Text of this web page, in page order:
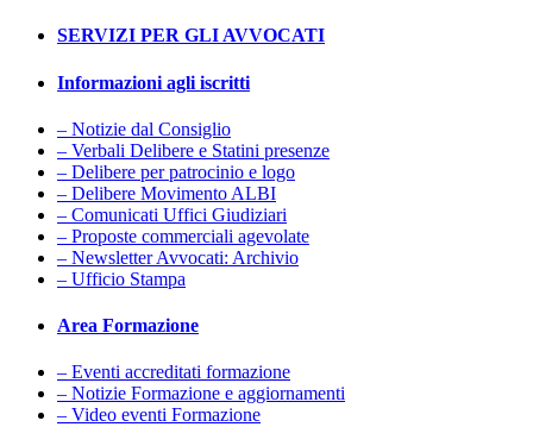
SERVIZI PER GLI AVVOCATI
Informazioni agli iscritti
– Notizie dal Consiglio
– Verbali Delibere e Statini presenze
– Delibere per patrocinio e logo
– Delibere Movimento ALBI
– Comunicati Uffici Giudiziari
– Proposte commerciali agevolate
– Newsletter Avvocati: Archivio
– Ufficio Stampa
Area Formazione
– Eventi accreditati formazione
– Notizie Formazione e aggiornamenti
– Video eventi Formazione